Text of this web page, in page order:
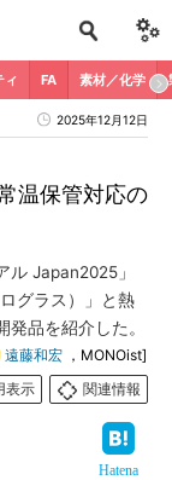
ィ FA 素材／化学
2025年12月12日
温保管対応の
Japan2025」
グラス）」と熱
品を紹介した。
遠藤和宏 ，MONOist]
表示
関連情報
Hatena